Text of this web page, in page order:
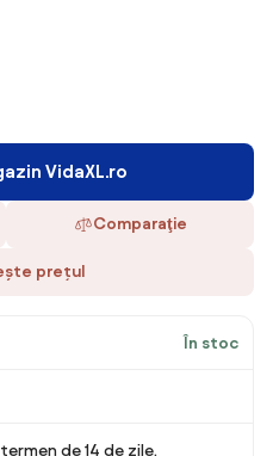
VidaXL.ro
Comparaţie
prețul
În stoc
de 14 de zile.